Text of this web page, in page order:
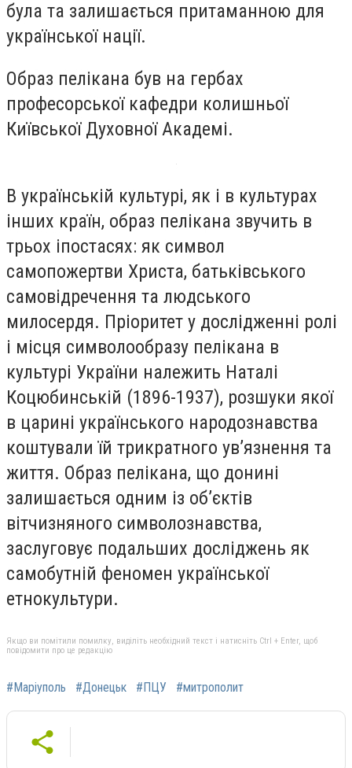
була та залишається притаманною для
української нації.
Образ пелікана був на гербах
професорської кафедри колишньої
Київської Духовної Академі.
В українській культурі, як і в культурах
інших країн, образ пелікана звучить в
трьох іпостасях: як символ
самопожертви Христа, батьківського
самовідречення та людського
милосердя. Пріоритет у дослідженні ролі
і місця символообразу пелікана в
культурі України належить Наталі
Коцюбинській (1896-1937), розшуки якої
в царині українського народознавства
коштували їй трикратного ув’язнення та
життя. Образ пелікана, що донині
залишається одним із об’єктів
вітчизняного символознавства,
заслуговує подальших досліджень як
самобутній феномен української
етнокультури.
Якщо ви помітили помилку, виділіть необхідний текст і натисніть Ctrl + Enter, щоб
повідомити про це редакцію
#Маріуполь #Донецьк #ПЦУ #митрополит